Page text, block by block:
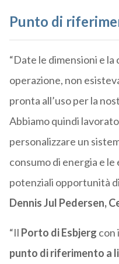
Punto di
“Date le dimensioni e
operazione, non
pronta all’uso per la
Abbiamo quindi
personalizzare un
consumo di energia e
potenziali opportunità
Dennis Jul Pedersen,
“Il Porto di Esbjerg con
punto di riferimento a